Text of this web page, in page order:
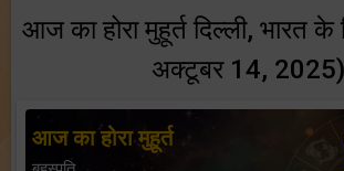
आज का होरा मुहूर्त दिल्ली, भारत
अक्टूबर 14, 2025)
आज का होरा मुहूर्त